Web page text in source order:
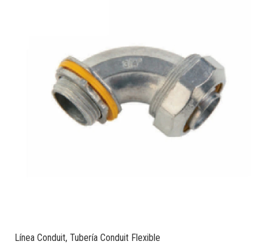
Línea Conduit, Tubería Conduit Flexible